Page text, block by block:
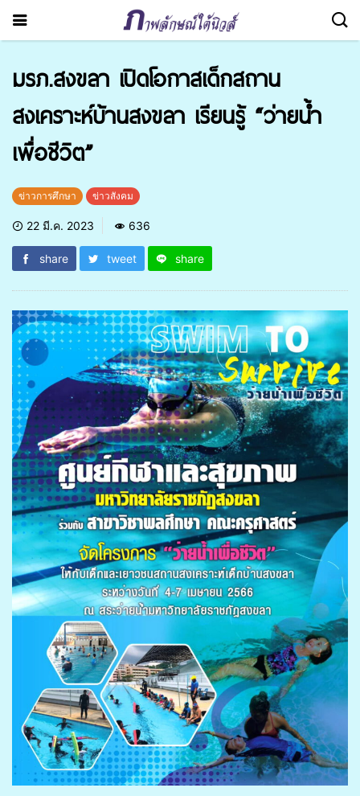
มรภ.สงขลา เปิดโอกาสเด็กสถาน
สงเคราะห์บ้านสงขลา เรียนรู้ “ว่ายน้ำ
เพื่อชีวิต”
ข่าวการศึกษา ข่าวสังคม
22 มี.ค. 2023 636
share tweet share